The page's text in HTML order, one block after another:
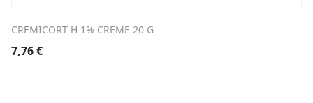
CREMICORT H 1% CREME 20 G
7,76€